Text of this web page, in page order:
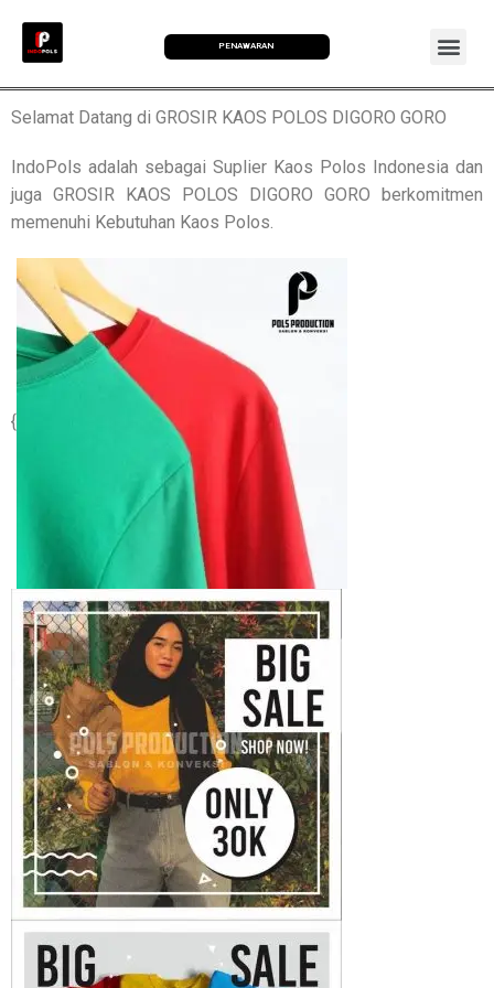
PENAWARAN
Selamat Datang di GROSIR KAOS POLOS DIGORO GORO
IndoPols adalah sebagai Suplier Kaos Polos Indonesia dan
juga GROSIR KAOS POLOS DIGORO GORO berkomitmen
memenuhi Kebutuhan Kaos Polos.
{